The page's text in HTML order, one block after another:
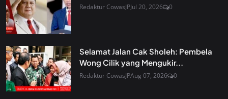
Redaktur CowasJPJul 20, 2026 0
Selamat Jalan Cak Sholeh: Pembela
Wong Cilik yang Mengukir...
Redaktur CowasJPAug 07, 2026 0